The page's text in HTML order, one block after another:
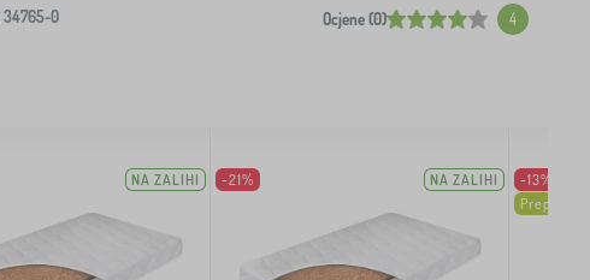
34765-0 Ocjene (0) 4
NA ZALIHI -21% NA ZALIHI
-13%
Preporuka